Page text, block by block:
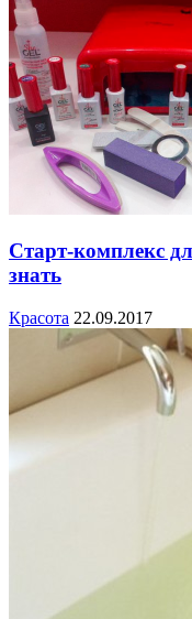
Старт-комплекс
знать
Красота 22.09.2017